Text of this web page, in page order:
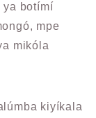
ya botímí
mpe
mikóla
kiyíkala